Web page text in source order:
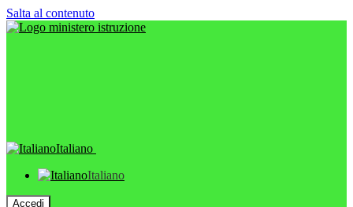
Salta al contenuto
Italiano
Italiano
Accedi